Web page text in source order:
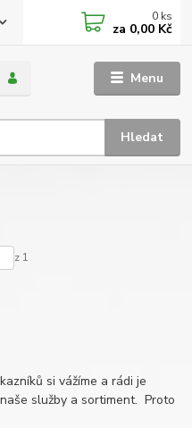
Menu
Hledat
0 ks
za 0,00 Kč
z 1
si vážíme a rádi je
služby a sortiment. Proto